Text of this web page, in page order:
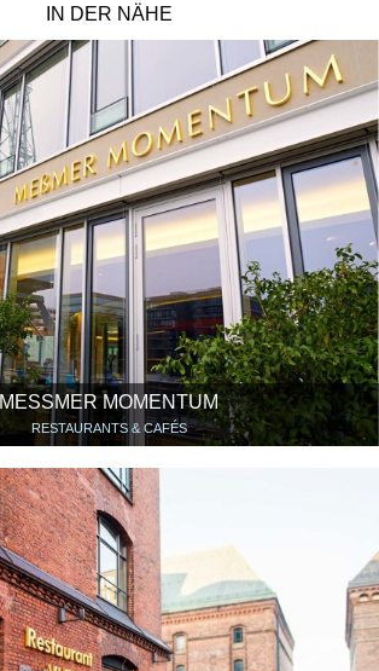
IN DER NÄHE
MESSMER MOMENTUM
RESTAURANTS & CAFÉS